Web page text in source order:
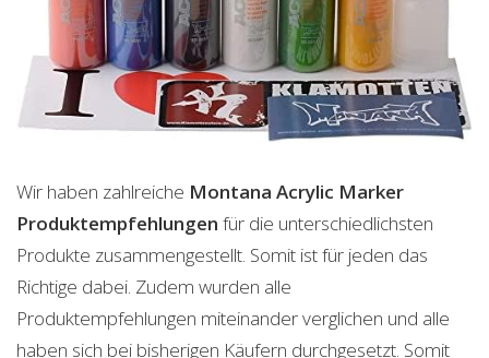
Wir haben zahlreiche Montana Acrylic Marker
Produktempfehlungen für die unterschiedlichsten
Produkte zusammengestellt. Somit ist für jeden das
Richtige dabei. Zudem wurden alle
Produktempfehlungen miteinander verglichen und alle
haben sich bei bisherigen Käufern durchgesetzt. Somit